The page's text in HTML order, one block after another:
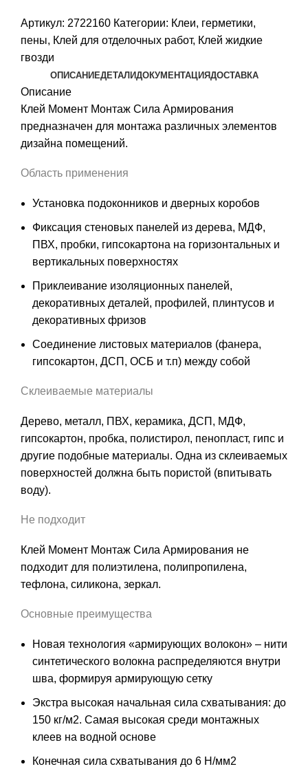
Артикул: 2722160 Категории: Клеи, герметики,
пены, Клей для отделочных работ, Клей жидкие
гвозди
ОПИСАНИЕДЕТАЛИДОКУМЕНТАЦИЯДОСТАВКА
Описание
Клей Момент Монтаж Сила Армирования
предназначен для монтажа различных элементов
дизайна помещений.
Область применения
Установка подоконников и дверных коробов
Фиксация стеновых панелей из дерева, МДФ,
ПВХ, пробки, гипсокартона на горизонтальных и
вертикальных поверхностях
Приклеивание изоляционных панелей,
декоративных деталей, профилей, плинтусов и
декоративных фризов
Соединение листовых материалов (фанера,
гипсокартон, ДСП, ОСБ и т.п) между собой
Склеиваемые материалы
Дерево, металл, ПВХ, керамика, ДСП, МДФ,
гипсокартон, пробка, полистирол, пенопласт, гипс и
другие подобные материалы. Одна из склеиваемых
поверхностей должна быть пористой (впитывать
воду).
Не подходит
Клей Момент Монтаж Сила Армирования не
подходит для полиэтилена, полипропилена,
тефлона, силикона, зеркал.
Основные преимущества
Новая технология «армирующих волокон» – нити
синтетического волокна распределяются внутри
шва, формируя армирующую сетку
Экстра высокая начальная сила схватывания: до
150 кг/м2. Самая высокая среди монтажных
клеев на водной основе
Конечная сила схватывания до 6 Н/мм2